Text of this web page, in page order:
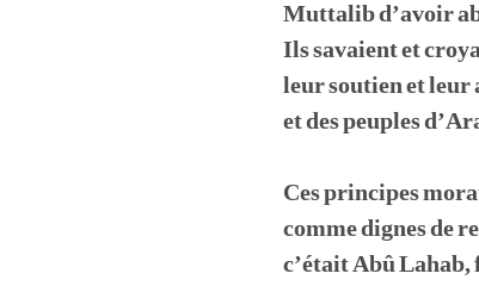
Muttalib d’avoir
Ils savaient et
leur soutien et leur
et des peuples
Ces principes
comme dignes de
c’était Abû